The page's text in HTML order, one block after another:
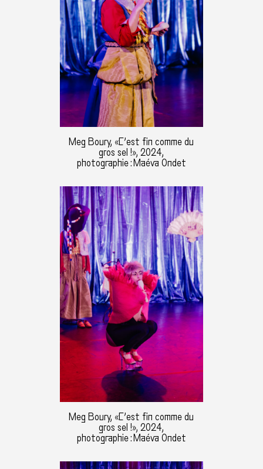
Meg Boury, «C’est fin comme du
gros sel !», 2024,
photographie : Maéva Ondet
Meg Boury, «C’est fin comme du
gros sel !», 2024,
photographie : Maéva Ondet